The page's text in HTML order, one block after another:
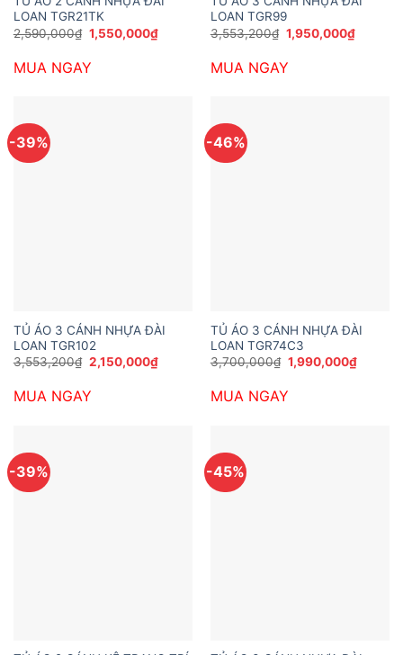
LOAN TGR21TK
2,590,000₫ Giá
gốc
2,590,000₫.
1,550,000₫Giá
hiện
MUA NGAY
LOAN TGR99
3,553,200₫ Giá
gốc
3,553,200₫.
1,950,000₫Giá
hiện
MUA NGAY
-39%
TỦ ÁO 3 CÁNH NHỰA ĐÀI
LOAN TGR102
3,553,200₫ Giá
gốc
3,553,200₫.
2,150,000₫Giá
hiện
MUA NGAY
-46%
TỦ ÁO 3 CÁNH NHỰA ĐÀI
LOAN TGR74C3
3,700,000₫ Giá
gốc
3,700,000₫.
1,990,000₫Giá
hiện
MUA NGAY
-39% -45%